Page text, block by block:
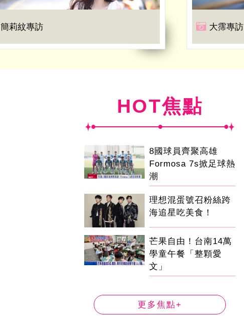
簡莉紋專訪 大霈專訪
HOT焦點
8國球員齊聚高雄
Formosa 7s掀足球熱
潮
理想混蛋號召粉絲跨
海追星吃美食！
芒果自由！台南14萬
學童午餐「整顆愛
文」
更多焦點+